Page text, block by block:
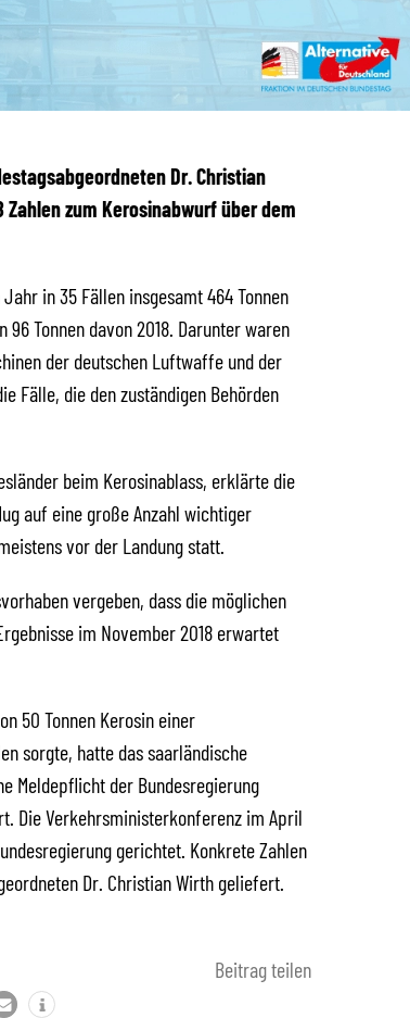
Dr. Christian
Zahlen zum Kerosinabwurf über dem
in 35 Fällen insgesamt 464 Tonnen
Tonnen davon 2018. Darunter waren
der deutschen Luftwaffe und der
Fälle, die den zuständigen Behörden
beim Kerosinablass, erklärte die
auf eine große Anzahl wichtiger
vor der Landung statt.
vergeben, dass die möglichen
im November 2018 erwartet
50 Tonnen Kerosin einer
sorgte, hatte das saarländische
Meldepflicht der Bundesregierung
Die Verkehrsministerkonferenz im April
gerichtet. Konkrete Zahlen
Dr. Christian Wirth geliefert.
Beitrag teilen